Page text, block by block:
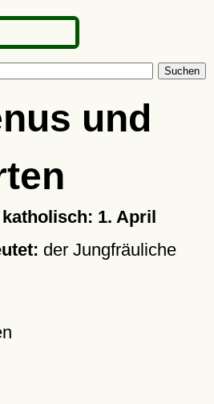
Suchen
und
1. April
der Jungfräuliche